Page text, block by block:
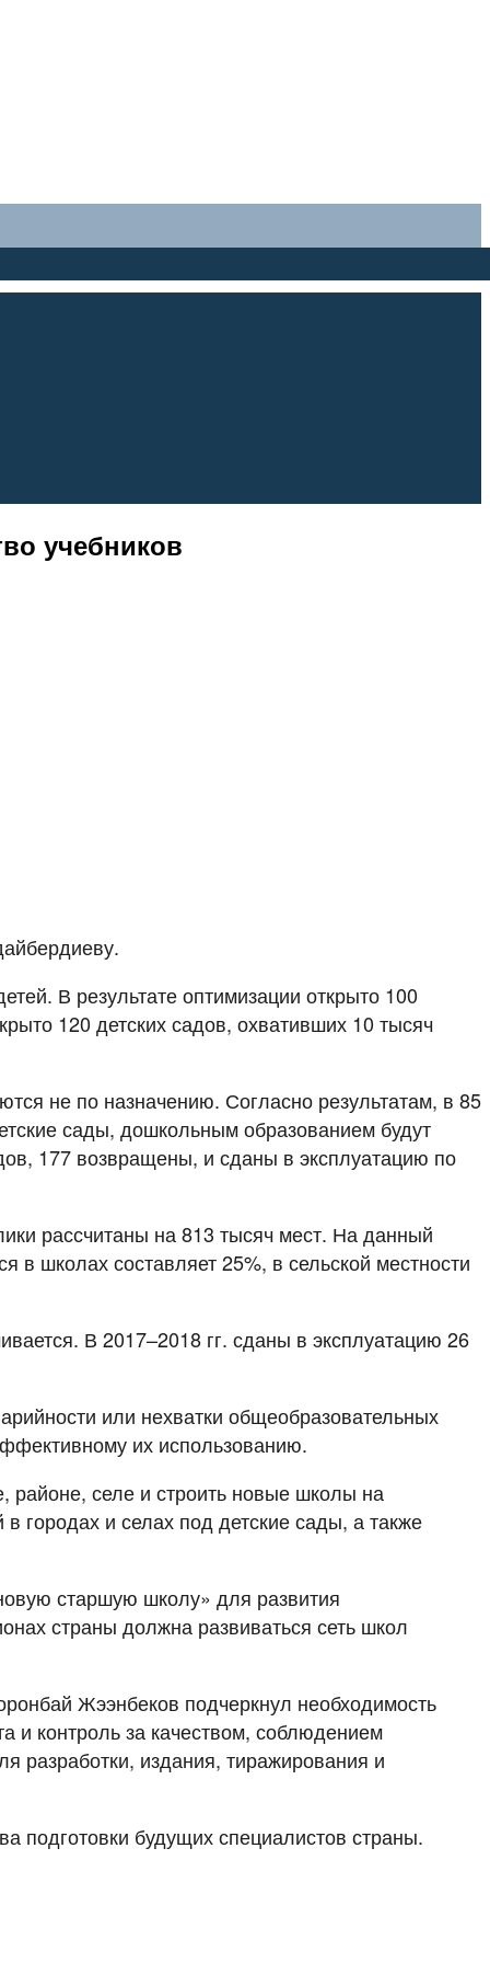
учебников
В результате оптимизации открыто 100
120 детских садов, охвативших 10 тысяч
не по назначению. Согласно результатам, в 85
сады, дошкольным образованием будут
177 возвращены, и сданы в эксплуатацию по
рассчитаны на 813 тысяч мест. На данный
в школах составляет 25%, в сельской местности
В 2017–2018 гг. сданы в эксплуатацию 26
или нехватки общеобразовательных
их использованию.
районе, селе и строить новые школы на
городах и селах под детские сады, а также
старшую школу» для развития
страны должна развиваться сеть школ
Жээнбеков подчеркнул необходимость
и контроль за качеством, соблюдением
разработки, издания, тиражирования и
подготовки будущих специалистов страны.